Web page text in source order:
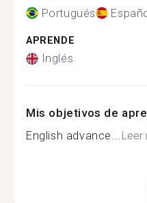
Portugués
APRENDE
Inglés
Mis objetivos de
English advance...Leer